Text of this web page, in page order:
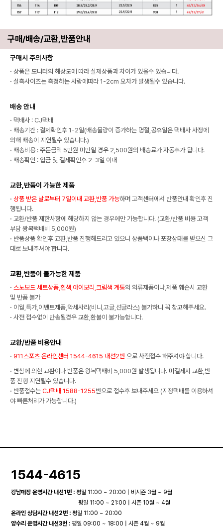
구매/배송/교환,반품안내
구매시 주의사항
· 상품은 모니터의 해상도에 따라 실제상품과 차이가 있을수 있습니다.
· 실측사이즈는 측정하는 사람에따라 1-2cm 오차가 발생될수 있습니다.
배송 안내
· 택배사 : CJ택배
· 배송기간 : 결제확인후 1-2일(배송물량이 증가하는 명절,공휴일은 택배사 사정에
의해 배송이 지연될수 있습니다.)
· 배송비용 : 주문금액 5만원 미만일 경우 2,500원의 배송료가 자동추가 됩니다.
· 배송확인 : 입금 및 결제확인후 2-3일 이내
교환,반품이 가능한 제품
· 상품 받은 날로부터 7일이내 교환,반품 가능하며 고객센터에서 반품안내 확인후 진
행됩니다.
· 교환/반품 제한사항에 해당하지 않는 경우에만 가능합니다. (교환/반품 비용 고객
부담 왕복택배비 5,000원)
· 반품상품 확인후 교환,반품 진행해드리고 있으니 상품택이나 포장상태를 받으신 그
대로 보내주셔야 합니다.
교환,반품이 불가능한 제품
· 스노보드 세트상품,흰색,아이보리,크림색 계통의 의류제품이나,제품 훼손시 교환
및 반품 불가
· 이월,특가,이벤트제품,악세사리(비니,고글,선글라스) 불가하니 꼭 참고해주세요.
· 사전 접수없이 반송될경우 교환,환불이 불가능합니다.
교환/반품 비용안내
· 911스포츠 온라인센터 1544-4615 내선2번 으로 사전접수 해주셔야 합니다.
· 변심에 의한 교환이나 반품은 왕복택배비 5,000원 발생됩니다. 미결제시 교환,반
품 진행 지연될수 있습니다.
· 반품접수는 CJ택배 1588-1255번으로 접수후 보내주세요 (지정택배를 이용하셔
야 빠른처리가 가능합니다.)
1544-4615
강남매장 운영시간 내선1번 : 평일 11:00 ~ 20:00 | 비시즌 3월 ~ 9월
평일 11:00 ~ 21:00 | 시즌 10월 ~ 4월
온라인 상담시간 내선2번 : 평일 11:00 ~ 20:00
양수리 운영시간 내선3번 : 평일 09:00 ~ 18:00 | 시즌 4월 ~ 9월